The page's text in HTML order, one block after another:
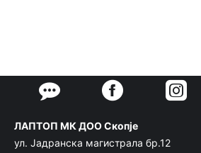
ЛАПТОП МК ДОО Скопје
ул. Јадранска магистрала бр.12